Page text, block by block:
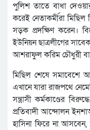
পুলিশ তাতে বাধা
করেই নেতাকর্মীরা
সড়ক প্রদক্ষিণ করেন।
ইউনিয়ন ছাত্রলীগের
আশরাফুল করিম চৌধুরী
মিছিল শেষে সমাবেশে
এখানে যারা রাজপথে
সন্ত্রাসী কর্মকাণ্ডের
প্রতিবাদী আন্দোলন
হাসিনা ফিরে না